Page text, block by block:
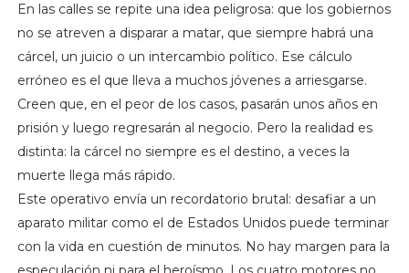
En las calles se repite una idea peligrosa: que los gobiernos
no se atreven a disparar a matar, que siempre habrá una
cárcel, un juicio o un intercambio político. Ese cálculo
erróneo es el que lleva a muchos jóvenes a arriesgarse.
Creen que, en el peor de los casos, pasarán unos años en
prisión y luego regresarán al negocio. Pero la realidad es
distinta: la cárcel no siempre es el destino, a veces la
muerte llega más rápido.
Este operativo envía un recordatorio brutal: desafiar a un
aparato militar como el de Estados Unidos puede terminar
con la vida en cuestión de minutos. No hay margen para la